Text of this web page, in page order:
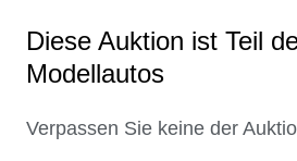
Diese Auktion ist Teil
Modellautos
Verpassen Sie keine der